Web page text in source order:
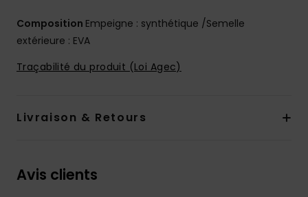
Composition Empeigne : synthétique /Semelle
extérieure : EVA
Traçabilité du produit (Loi Agec)
Livraison & Retours
Avis clients